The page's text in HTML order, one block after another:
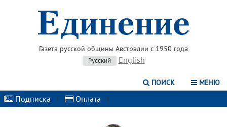
Газета русской общины Австралии с 1950 года
Русский English
ПОИСК МЕНЮ
Подписка | Оплата |